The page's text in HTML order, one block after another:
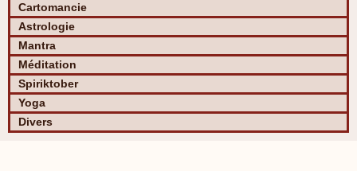
Cartomancie
Astrologie
Mantra
Méditation
Spiriktober
Yoga
Divers